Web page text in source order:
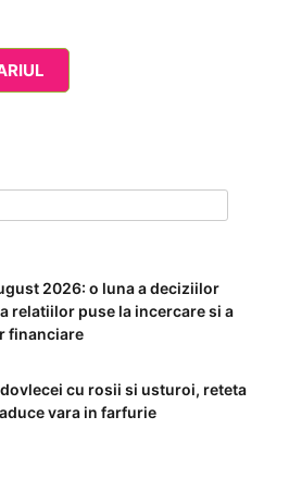
2026: o luna a deciziilor
relatiilor puse la incercare si a
financiare
cu rosii si usturoi, reteta
vara in farfurie